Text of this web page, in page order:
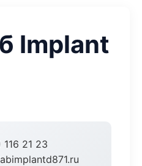
Implant
21 23